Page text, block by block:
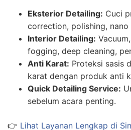
Eksterior Detailing: Cuci
correction, polishing,
Interior Detailing:
fogging, deep cleaning,
Anti Karat: Proteksi sasis
karat dengan produk anti
Quick Detailing Service:
sebelum acara penting.
👉 Lihat Layanan Lengkap di